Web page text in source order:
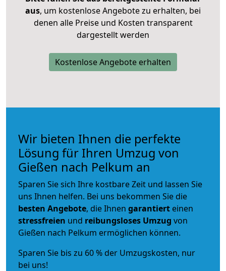
aus, um kostenlose Angebote zu erhalten, bei
denen alle Preise und Kosten transparent
dargestellt werden
Kostenlose Angebote erhalten
Wir bieten Ihnen die perfekte
Lösung für Ihren Umzug von
Gießen nach Pelkum an
Sparen Sie sich Ihre kostbare Zeit und lassen Sie
uns Ihnen helfen. Bei uns bekommen Sie die
besten Angebote, die Ihnen garantiert einen
stressfreien und reibungsloses Umzug von
Gießen nach Pelkum ermöglichen können.
Sparen Sie bis zu 60 % der Umzugskosten, nur
bei uns!